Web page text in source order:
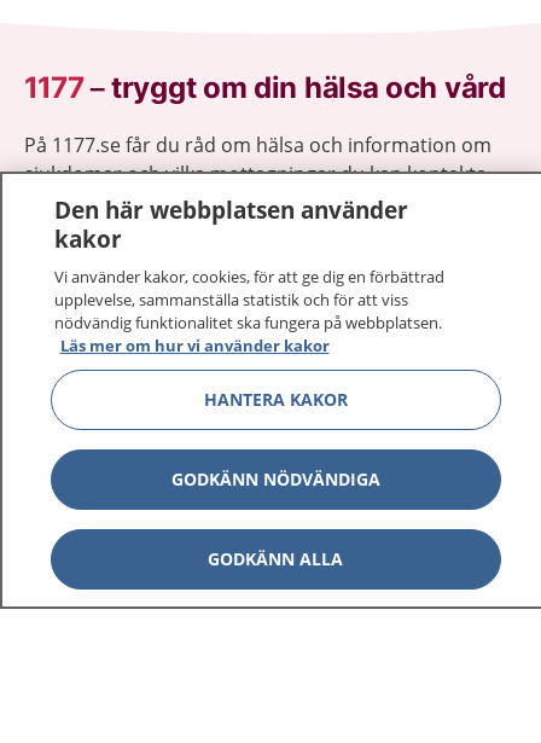
1177–tryggt om din hälsa och vård
På 1177.se får du råd om hälsa och information om
sjukdomar och vilka mottagningar du kan kontakta.
Logga in för att läsa din journal och göra dina
vårdärenden. Ring telefonnummer 1177 för
1177 ger dig råd när du vill må bättre.
1177 på flera språk
Om 1177 Visa
Kontakt Visa
Den här webbplatsen använder
kakor
Vi använder kakor, cookies, för att ge dig en förbättrad
upplevelse, sammanställa statistik och för att viss
nödvändig funktionalitet ska fungera på webbplatsen.
Läs mer om hur vi använder kakor
HANTERA KAKOR
GODKÄNN NÖDVÄNDIGA
GODKÄNN ALLA